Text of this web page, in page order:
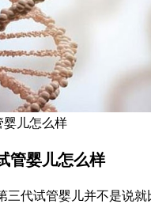
婴儿怎么样
管婴儿怎么样
三代试管婴儿并不是说